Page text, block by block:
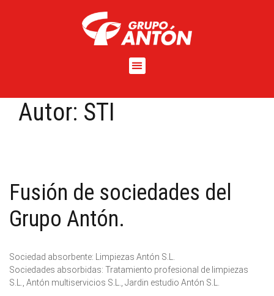
Autor: STI
Fusión de sociedades del
Grupo Antón.
Sociedad absorbente: Limpiezas Antón S.L.
Sociedades absorbidas: Tratamiento profesional de limpiezas
S.L., Antón multiservicios S.L., Jardin estudio Antón S.L.